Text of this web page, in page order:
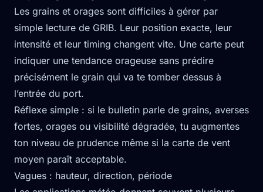
Les grains et orages sont difficiles à gérer par
simple lecture de GRIB. Leur position exacte, leur
intensité et leur timing changent vite. Une carte peut
indiquer une tendance orageuse sans prédire
précisément le grain qui va te tomber dessus à
l’entrée du port.
Réflexe simple : si le bulletin parle de grains, averses
fortes, orages ou visibilité dégradée, tu augmentes
ton niveau de prudence même si la carte de vent
moyen paraît acceptable.
Vagues : hauteur, direction, période